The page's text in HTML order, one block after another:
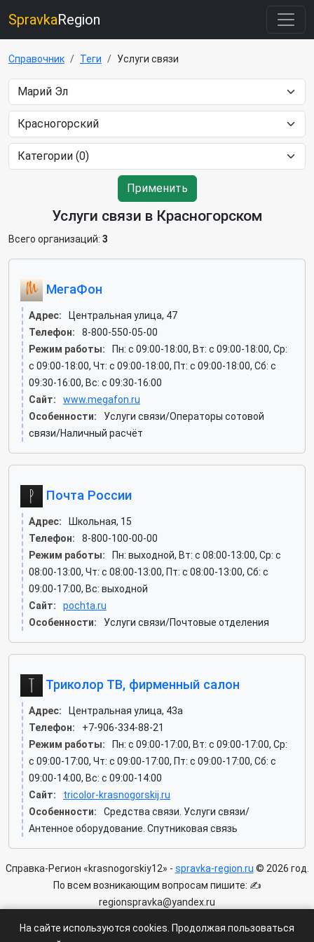
SpravkaRegion
Справочник Теги Услуги связи
Применить
Услуги связи в Красногорском
Всего организаций: 3
МегаФон
Адрес:
Центральная улица, 47
Телефон:
8-800-550-05-00
Режим работы:
Пн: c 09:00-18:00, Вт: c 09:00-18:00, Ср:
c 09:00-18:00, Чт: c 09:00-18:00, Пт: c 09:00-18:00, Сб: c
09:30-16:00, Вс: c 09:30-16:00
Сайт:
www.megafon.ru
Особенности:
Услуги связи/Операторы сотовой
связи/Наличный расчёт
Почта России
Адрес:
Школьная, 15
Телефон:
8-800-100-00-00
Режим работы:
Пн: выходной, Вт: c 08:00-13:00, Ср: c
08:00-13:00, Чт: c 08:00-13:00, Пт: c 08:00-13:00, Сб: c
09:00-17:00, Вс: выходной
Сайт:
pochta.ru
Особенности:
Услуги связи/Почтовые отделения
Триколор ТВ, фирменный салон
Адрес:
Центральная улица, 43а
Телефон:
+7-906-334-88-21
Режим работы:
Пн: c 09:00-17:00, Вт: c 09:00-17:00, Ср:
c 09:00-17:00, Чт: c 09:00-17:00, Пт: c 09:00-17:00, Сб: c
09:00-14:00, Вс: c 09:00-14:00
Сайт:
tricolor-krasnogorskij.ru
Особенности:
Средства связи. Услуги связи/
Антенное оборудование. Спутниковая связь
Справка-Регион «krasnogorskiy12» - spravka-region.ru © 2026 год.
По всем возникающим вопросам пишите: ✍
regionspravka@yandex.ru
ограничения 6+.
На сайте используются cookies. Продолжая пользоваться